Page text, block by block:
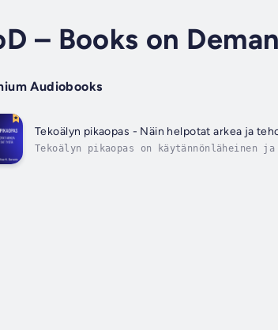
– Books on
Audiobooks
Tekoälyn pikaopas - Näin helpotat arkea ja
Tekoälyn pikaopas on